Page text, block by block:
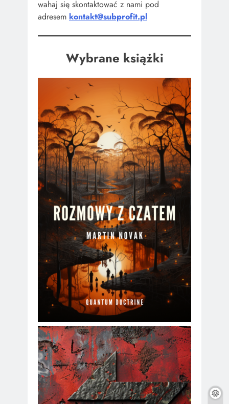
wahaj się skontaktować z nami pod
adresem kontakt@subprofit.pl
Wybrane książki